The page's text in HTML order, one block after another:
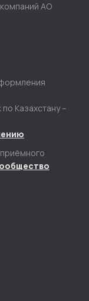
АО
по Казахстану –